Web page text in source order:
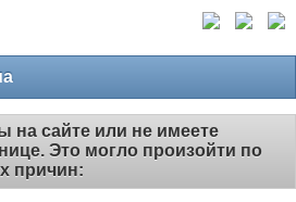
на сайте или не имеете
Это могло произойти по
причин: